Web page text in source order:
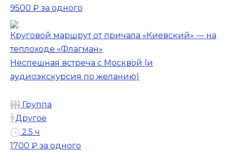
9500 ₽ за одного
Круговой маршрут от причала «Киевский» — на
теплоходе «Флагман»
Неспешная встреча с Москвой (и
аудиоэкскурсия по желанию)
Группа
Другое
2.5 ч
1700 ₽ за одного